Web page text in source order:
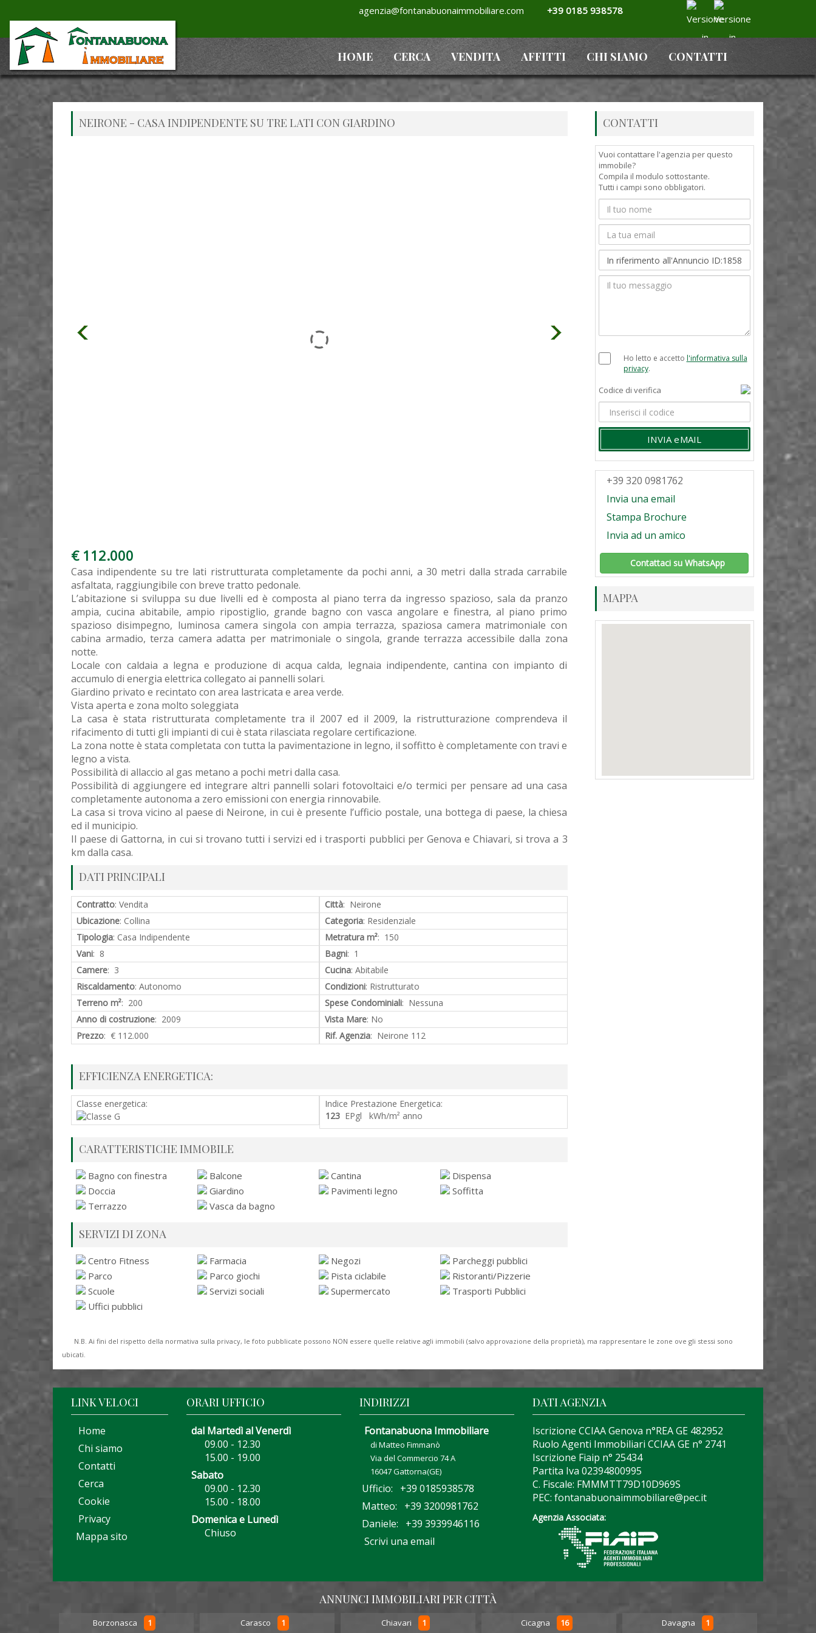
agenzia@fontanabuonaimmobiliare.com +39 0185 938578
HOME CERCA VENDITA AFFITTI CHI SIAMO CONTATTI
NEIRONE - CASA INDIPENDENTE SU TRE LATI CON GIARDINO
€ 112.000
Casa indipendente su tre lati ristrutturata completamente da pochi anni, a 30 metri dalla strada carrabile
asfaltata, raggiungibile con breve tratto pedonale.
L’abitazione si sviluppa su due livelli ed è composta al piano terra da ingresso spazioso, sala da pranzo
ampia, cucina abitabile, ampio ripostiglio, grande bagno con vasca angolare e finestra, al piano primo
spazioso disimpegno, luminosa camera singola con ampia terrazza, spaziosa camera matrimoniale con
cabina armadio, terza camera adatta per matrimoniale o singola, grande terrazza accessibile dalla zona
notte.
Locale con caldaia a legna e produzione di acqua calda, legnaia indipendente, cantina con impianto di
accumulo di energia elettrica collegato ai pannelli solari.
Giardino privato e recintato con area lastricata e area verde.
Vista aperta e zona molto soleggiata
La casa è stata ristrutturata completamente tra il 2007 ed il 2009, la ristrutturazione comprendeva il
rifacimento di tutti gli impianti di cui è stata rilasciata regolare certificazione.
La zona notte è stata completata con tutta la pavimentazione in legno, il soffitto è completamente con travi e
legno a vista.
Possibilità di allaccio al gas metano a pochi metri dalla casa.
Possibilità di aggiungere ed integrare altri pannelli solari fotovoltaici e/o termici per pensare ad una casa
completamente autonoma a zero emissioni con energia rinnovabile.
La casa si trova vicino al paese di Neirone, in cui è presente l’ufficio postale, una bottega di paese, la chiesa
ed il municipio.
Il paese di Gattorna, in cui si trovano tutti i servizi ed i trasporti pubblici per Genova e Chiavari, si trova a 3
km dalla casa.
DATI PRINCIPALI
Contratto: Vendita Città: Neirone
Ubicazione: Collina Categoria: Residenziale
Tipologia: Casa Indipendente Metratura m²: 150
Vani: 8 Bagni: 1
Camere: 3 Cucina: Abitabile
Riscaldamento: Autonomo Condizioni: Ristrutturato
Terreno m²: 200 Spese Condominiali: Nessuna
Anno di costruzione: 2009 Vista Mare: No
Prezzo: € 112.000 Rif. Agenzia: Neirone 112
EFFICIENZA ENERGETICA:
Classe energetica:
Indice Prestazione Energetica:
123EPgl kWh/m² anno
CARATTERISTICHE IMMOBILE
Bagno con finestra Balcone Cantina
Dispensa
Doccia
Giardino Pavimenti legno
Soffitta
Terrazzo
Vasca da bagno
SERVIZI DI ZONA
Centro Fitness Farmacia Negozi
Parcheggi pubblici
Parco
Parco giochi Pista ciclabile
Ristoranti/Pizzerie
Scuole
Servizi sociali Supermercato
Trasporti Pubblici
Uffici pubblici
CONTATTI
Vuoi contattare l'agenzia per questo
immobile?
Compila il modulo sottostante.
Tutti i campi sono obbligatori.
Ho letto e accetto l'informativa sulla
privacy.
Codice di verifica
INVIA eMAIL
+39 320 0981762
Invia una email
Stampa Brochure
Invia ad un amico
Contattaci su WhatsApp
MAPPA
N.B. Ai fini del rispetto della normativa sulla privacy, le foto pubblicate possono NON essere quelle relative agli immobili (salvo approvazione della proprietà), ma rappresentare le zone ove gli stessi sono
ubicati.
LINK VELOCI
Home
Chi siamo
Contatti
Cerca
Cookie
Privacy
Mappa sito
ORARI UFFICIO
dal Martedì al Venerdì
09.00 - 12.30
15.00 - 19.00
Sabato
09.00 - 12.30
15.00 - 18.00
Domenica e Lunedì
Chiuso
INDIRIZZI
Fontanabuona Immobiliare
di Matteo Fimmanò
Via del Commercio 74 A
16047 Gattorna(GE)
Ufficio: +39 0185938578
Matteo: +39 3200981762
Daniele: +39 3939946116
Scrivi una email
DATI AGENZIA
Iscrizione CCIAA Genova n°REA GE 482952
Ruolo Agenti Immobiliari CCIAA GE n° 2741
Iscrizione Fiaip n° 25434
Partita Iva 02394800995
C. Fiscale: FMMMTT79D10D969S
PEC: fontanabuonaimmobiliare@pec.it
Agenzia Associata:
ANNUNCI IMMOBILIARI PER CITTÀ
Borzonasca 1 Carasco 1 Chiavari 1 Cicagna 16 Davagna 1